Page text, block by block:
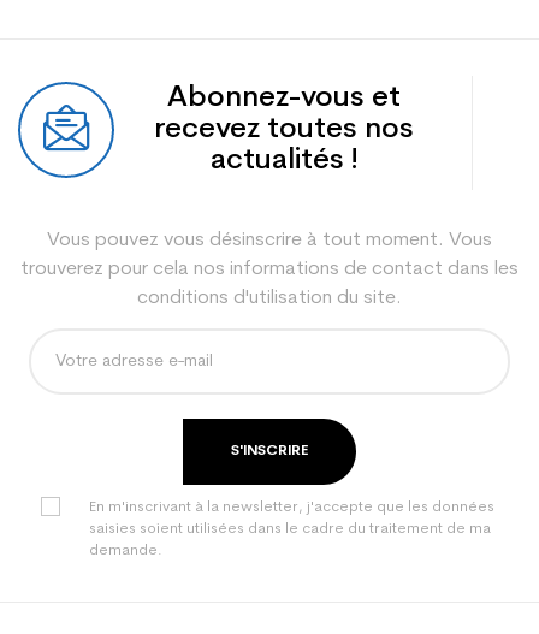
Abonnez-vous et
recevez toutes nos
actualités !
Vous pouvez vous désinscrire à tout moment. Vous
trouverez pour cela nos informations de contact dans les
conditions d'utilisation du site.
S'INSCRIRE
En m'inscrivant à la newsletter, j'accepte que les données
saisies soient utilisées dans le cadre du traitement de ma
demande.